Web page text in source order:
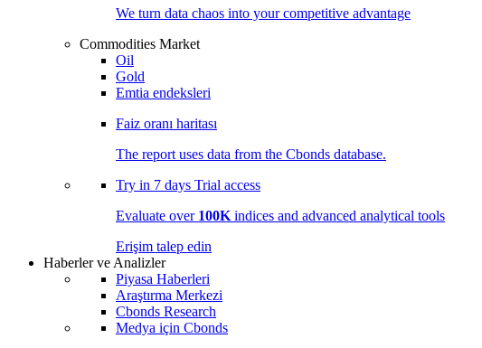
We turn data chaos into your competitive advantage
Commodities Market
Oil
Gold
Emtia endeksleri
Faiz oranı haritası
The report uses data from the Cbonds database.
Try in 7 days Trial access
Evaluate over 100K indices and advanced analytical tools
Erişim talep edin
Haberler ve Analizler
Piyasa Haberleri
Araştırma Merkezi
Cbonds Research
Medya için Cbonds